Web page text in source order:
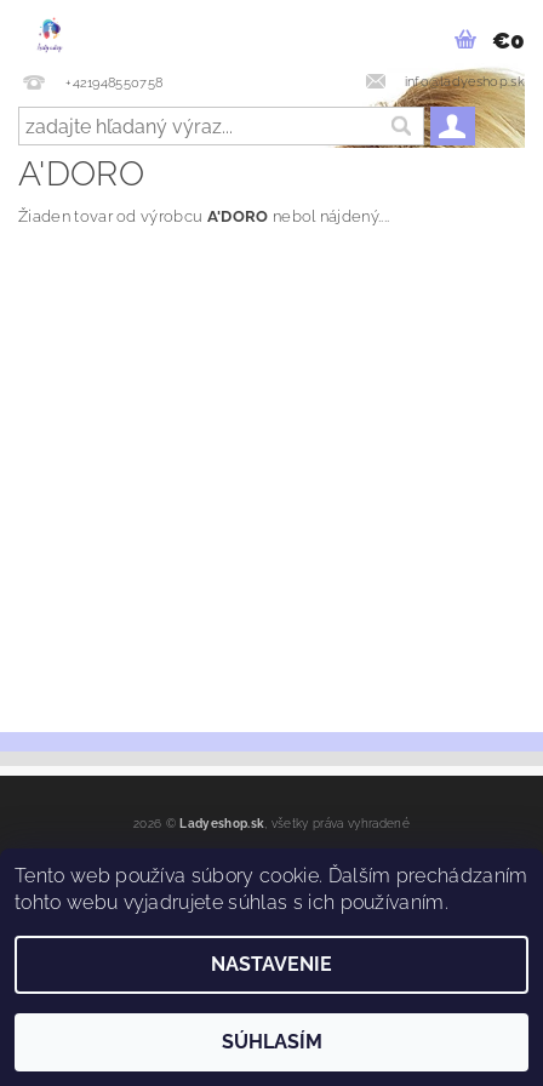
+421948550758 info@ladyeshop.sk
€0
A'DORO
Žiaden tovar od výrobcu A'DORO nebol nájdený....
2026 © Ladyeshop.sk , všetky práva vyhradené
Vytvoril Shoptet
Tento web používa súbory cookie. Ďalším prechádzaním
tohto webu vyjadrujete súhlas s ich používaním.
NASTAVENIE
SÚHLASÍM